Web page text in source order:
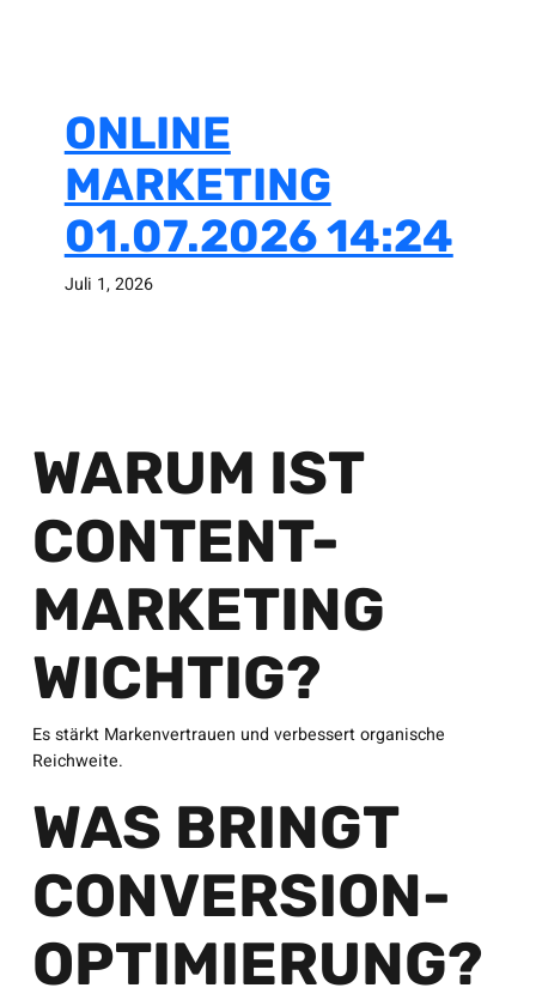
ONLINE
MARKETING
01.07.2026 14:24
Juli 1, 2026
WARUM IST
CONTENT-
MARKETING
WICHTIG?
Es stärkt Markenvertrauen und verbessert organische
Reichweite.
WAS BRINGT
CONVERSION-
OPTIMIERUNG?